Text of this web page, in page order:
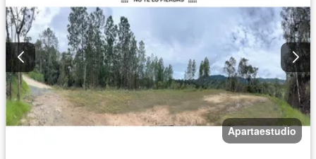
Apartaestudio